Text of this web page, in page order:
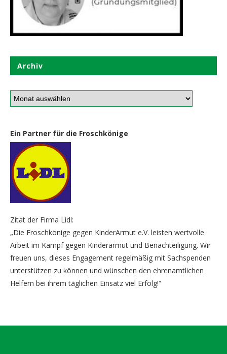
Archiv
Ein Partner für die Froschkönige
Zitat der Firma Lidl:
„Die Froschkönige gegen KinderArmut e.V. leisten wertvolle
Arbeit im Kampf gegen Kinderarmut und Benachteiligung. Wir
freuen uns, dieses Engagement regelmäßig mit Sachspenden
unterstützen zu können und wünschen den ehrenamtlichen
Helfern bei ihrem täglichen Einsatz viel Erfolg!“